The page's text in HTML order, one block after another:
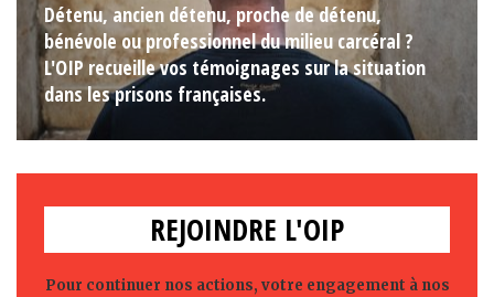
Détenu, ancien détenu, proche de détenu,
bénévole ou professionnel du milieu carcéral ?
L'OIP recueille vos témoignages sur la situation
dans les prisons françaises.
REJOINDRE L'OIP
Pour continuer nos actions, votre engagement à nos